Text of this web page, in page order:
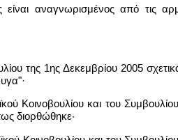
αναγνωρισμένος από τις
της 1ης Δεκεμβρίου 2005 σχετικά
και του Συμβουλίου
διορθώθηκε·